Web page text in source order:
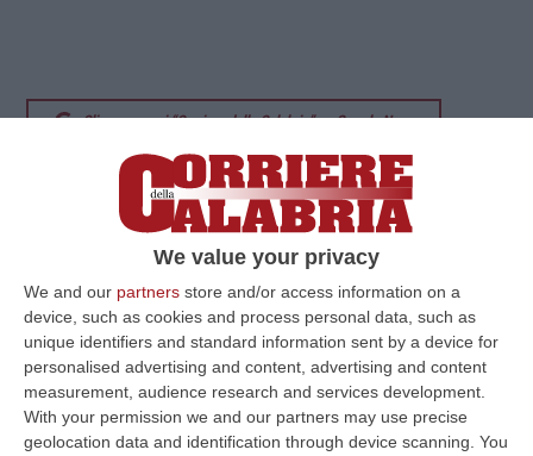
We value your privacy
We and our partners store and/or access information on a
device, such as cookies and process personal data, such as
unique identifiers and standard information sent by a device for
personalised advertising and content, advertising and content
measurement, audience research and services development.
With your permission we and our partners may use precise
geolocation data and identification through device scanning. You
Clicca e segui “Corriere della Calabria” su Google News
LAMEZIA TERME Uno dei terremoti più forti
registrati in Calabria da quando è stata
installata la rete sismica: è quello avvenuto
nella notte al largo della costa di Amantea,
nel Cosentino, a una profondità di circa 250
chilometri. La prima stima strumentale, pari
a magnitudo 6.2, è stata successivamente
ricalcolata in 6.1 dall’Istituto nazionale di